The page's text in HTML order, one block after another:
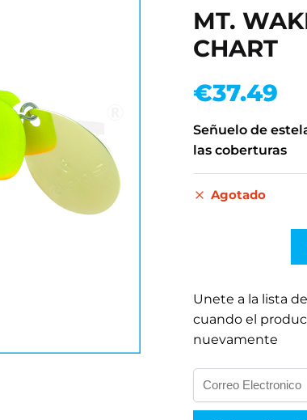
MT.
CHART
€37.49
Señuelo de
las coberturas
Agotado
Unete a la lista
cuando el
nuevamente
n